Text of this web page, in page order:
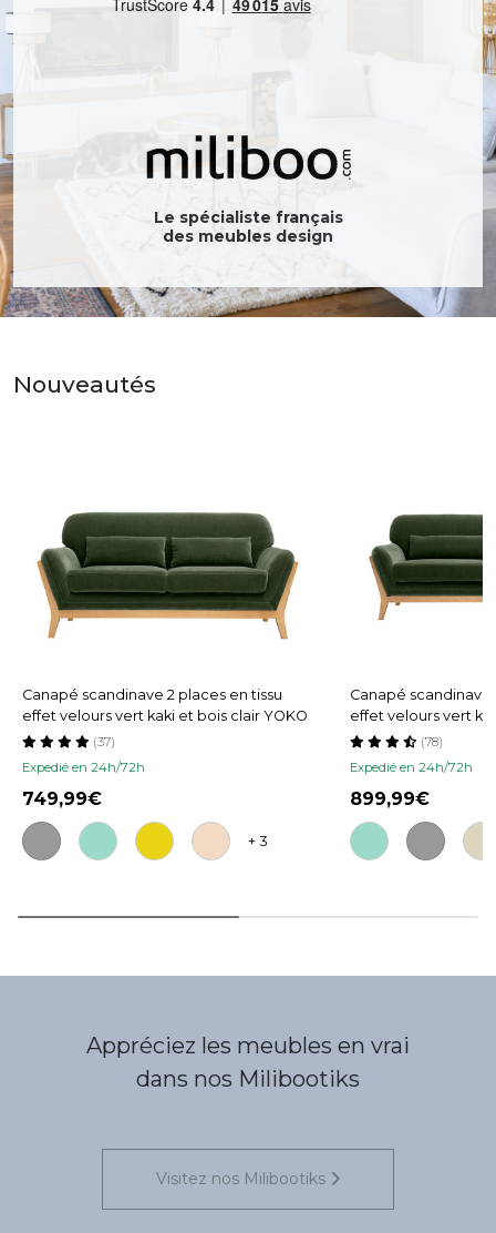
Le spécialiste français
des meubles design
Nouveautés
Canapé scandinave 2 places en tissu
effet velours vert kaki et bois clair YOKO
Expedié en 24h/72h
(37)
749,99
+ 3
Canapé scandinave
effet velours vert
Expedié en 24h/72h
(78)
899,99
Appréciez les meubles en vrai
dans nos Milibootiks
Visitez nos Milibootiks